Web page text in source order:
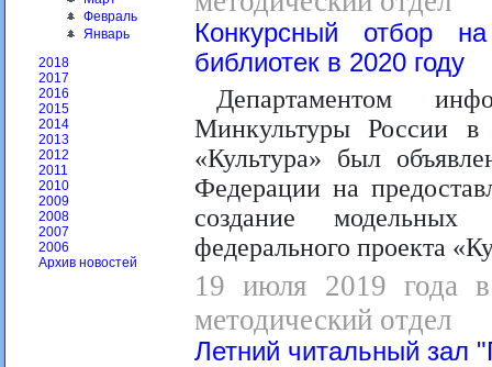
Февраль
Январь
2018
2017
2016
2015
2014
2013
2012
2011
2010
2009
2008
2007
2006
Архив новостей
Конкурсный отбор
библиотек в 2020 году
Департаментом
Минкультуры России в
«Культура» был
Федерации на
создание
федерального проекта
19 июля 2019 года в
методический отдел
Летний читальный зал